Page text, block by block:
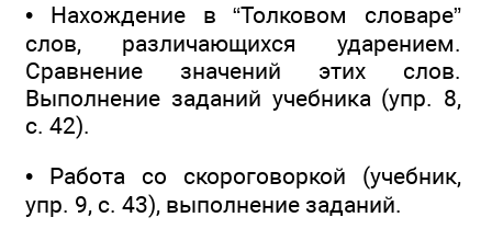
• Нахождение в “Толковом словаре”
слов, различающихся ударением.
Сравнение значений этих слов.
Выполнение заданий учебника (упр. 8,
с. 42).
• Работа со скороговоркой (учебник,
упр. 9, с. 43), выполнение заданий.